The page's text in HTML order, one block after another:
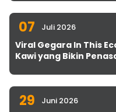
07 Juli 2026
Viral Gegara In This
Kawi yang Bikin
29 Juni 2026